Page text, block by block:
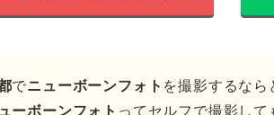
でニューボーンフォト を撮影するなら
ーボーンフォト ってセルフで撮影して